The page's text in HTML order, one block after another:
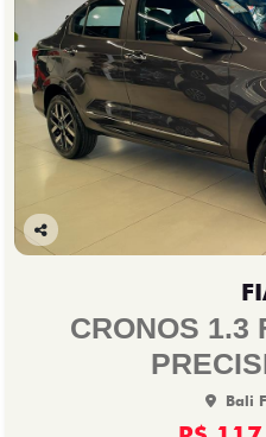
Co
CRONOS 1.3
Bali